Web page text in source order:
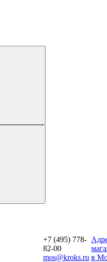
+7 (495) 778-
82-00
mos@kroks.ru в